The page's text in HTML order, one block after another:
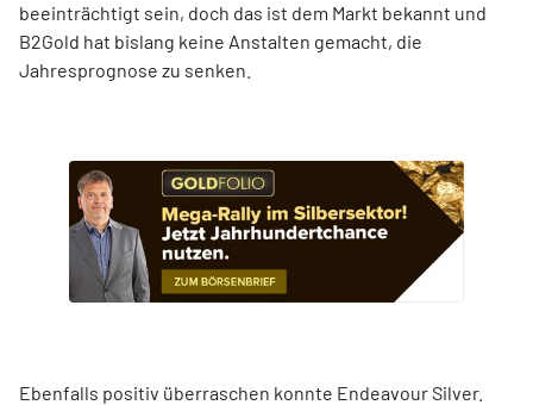
beeinträchtigt sein, doch das ist dem Markt bekannt und
B2Gold hat bislang keine Anstalten gemacht, die
Jahresprognose zu senken.
Ebenfalls positiv überraschen konnte Endeavour Silver.